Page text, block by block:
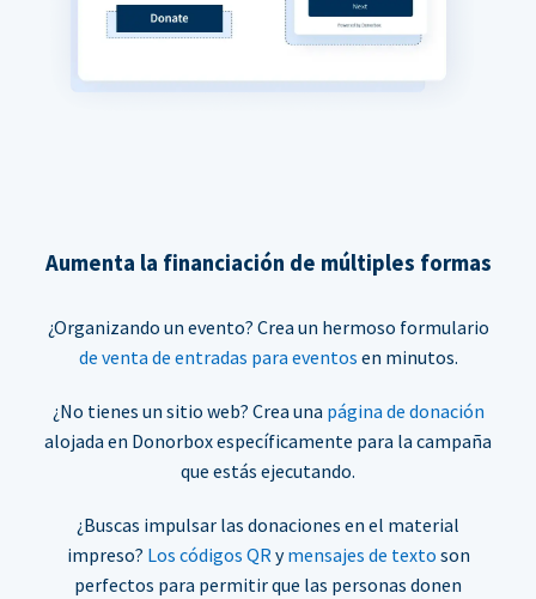
Aumenta la financiación de múltiples formas
¿Organizando un evento? Crea un hermoso formulario
de venta de entradas para eventos en minutos.
¿No tienes un sitio web? Crea una página de donación
alojada en Donorbox específicamente para la campaña
que estás ejecutando.
¿Buscas impulsar las donaciones en el material
impreso? Los códigos QRymensajes de texto son
perfectos para permitir que las personas donen